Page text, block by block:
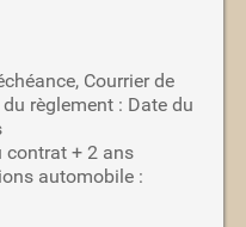
Courrier de
règlement : Date du
contrat + 2 ans
automobile :